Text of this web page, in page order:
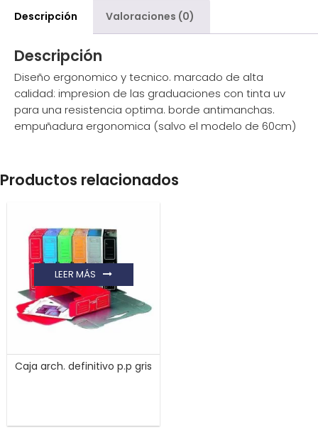
Descripción Valoraciones (0)
Descripción
Diseño ergonomico y tecnico. marcado de alta
calidad: impresion de las graduaciones con tinta uv
para una resistencia optima. borde antimanchas.
empuñadura ergonomica (salvo el modelo de 60cm)
Productos relacionados
Caja arch. definitivo p.p gris
LEER MÁS